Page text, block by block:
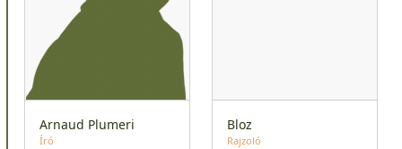
Arnaud Plumeri
Író
Bloz
Rajzoló